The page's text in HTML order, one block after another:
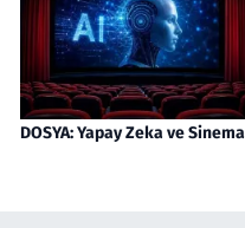
DOSYA: Yapay Zeka ve Sinema